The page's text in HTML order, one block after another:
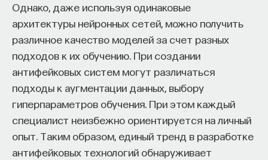
Однако, даже используя одинаковые
архитектуры нейронных сетей, можно получить
различное качество моделей за счет разных
подходов к их обучению. При создании
антифейковых систем могут различаться
подходы к аугментации данных, выбору
гиперпараметров обучения. При этом каждый
специалист неизбежно ориентируется на личный
опыт. Таким образом, единый тренд в разработке
антифейковых технологий обнаруживает